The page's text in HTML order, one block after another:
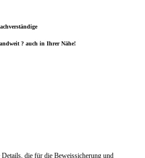
? auch in Ihrer Nähe!
die für die Beweissicherung und